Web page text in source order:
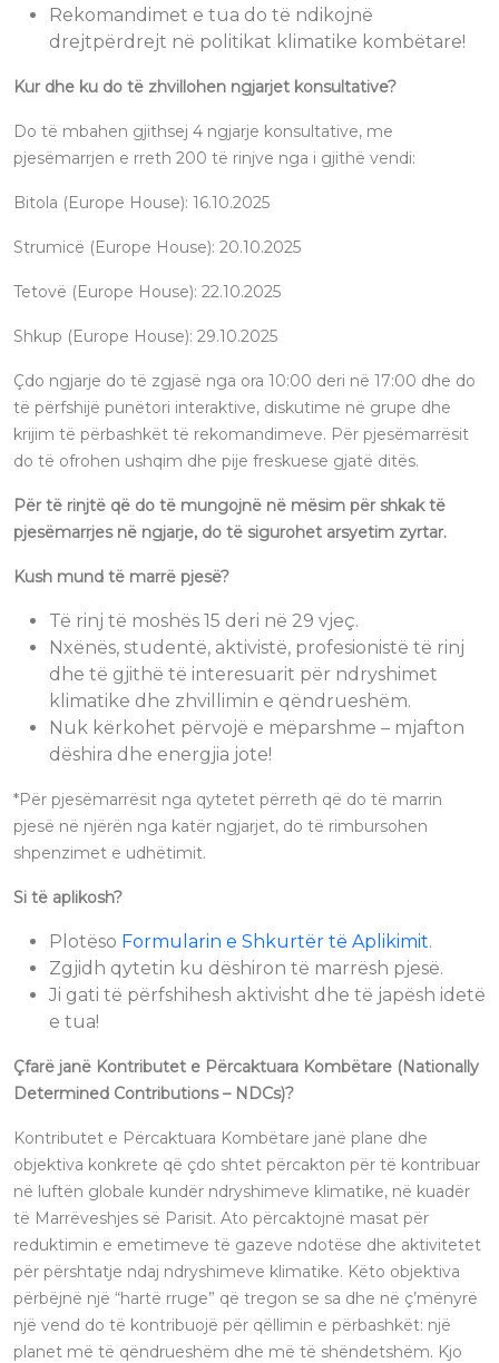
Rekomandimet e tua do të ndikojnë
drejtpërdrejt në politikat klimatike kombëtare!
Kur dhe ku do të zhvillohen ngjarjet konsultative?
Do të mbahen gjithsej 4 ngjarje konsultative, me
pjesëmarrjen e rreth 200 të rinjve nga i gjithë vendi:
Bitola (Europe House): 16.10.2025
Strumicë (Europe House): 20.10.2025
Tetovë (Europe House): 22.10.2025
Shkup (Europe House): 29.10.2025
Çdo ngjarje do të zgjasë nga ora 10:00 deri në 17:00 dhe do
të përfshijë punëtori interaktive, diskutime në grupe dhe
krijim të përbashkët të rekomandimeve. Për pjesëmarrësit
do të ofrohen ushqim dhe pije freskuese gjatë ditës.
Për të rinjtë që do të mungojnë në mësim për shkak të
pjesëmarrjes në ngjarje, do të sigurohet arsyetim zyrtar.
Kush mund të marrë pjesë?
Të rinj të moshës 15 deri në 29 vjeç.
Nxënës, studentë, aktivistë, profesionistë të rinj
dhe të gjithë të interesuarit për ndryshimet
klimatike dhe zhvillimin e qëndrueshëm.
Nuk kërkohet përvojë e mëparshme – mjafton
dëshira dhe energjia jote!
*Për pjesëmarrësit nga qytetet përreth që do të marrin
pjesë në njërën nga katër ngjarjet, do të rimbursohen
shpenzimet e udhëtimit.
Si të aplikosh?
Plotëso Formularin e Shkurtër të Aplikimit.
Zgjidh qytetin ku dëshiron të marrësh pjesë.
Ji gati të përfshihesh aktivisht dhe të japësh idetë
e tua!
Çfarë janë Kontributet e Përcaktuara Kombëtare (Nationally
Determined Contributions – NDCs)?
Kontributet e Përcaktuara Kombëtare janë plane dhe
objektiva konkrete që çdo shtet përcakton për të kontribuar
në luftën globale kundër ndryshimeve klimatike, në kuadër
të Marrëveshjes së Parisit. Ato përcaktojnë masat për
reduktimin e emetimeve të gazeve ndotëse dhe aktivitetet
për përshtatje ndaj ndryshimeve klimatike. Këto objektiva
përbëjnë një “hartë rruge” që tregon se sa dhe në ç’mënyrë
një vend do të kontribuojë për qëllimin e përbashkët: një
planet më të qëndrueshëm dhe më të shëndetshëm. Kjo